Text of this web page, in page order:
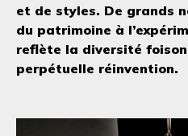
et de styles. De grands
du patrimoine à
reflète la diversité
perpétuelle réinvention.